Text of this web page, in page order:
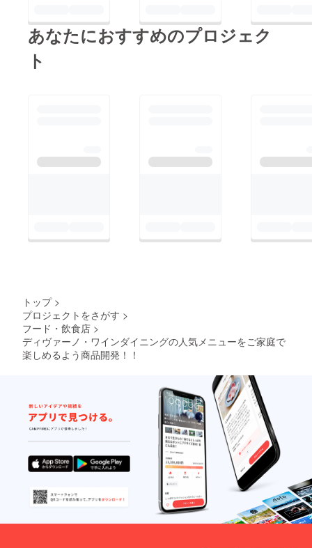
あなたにおすすめのプロジェク
ト
トップ >
プロジェクトをさがす >
フード・飲食店 >
ディヴァーノ・ワインダイニングの人気メニューをご家庭で
楽しめるよう商品開発！！